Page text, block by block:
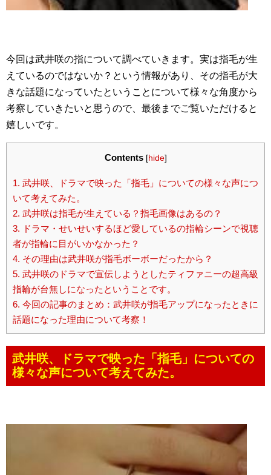
今回は武井咲の指について調べていきます。実は指毛が生
えているのではないか？という情報があり、その指毛が大
きな話題になっていたということについて様々な角度から
考察していきたいと思うので、最後までご覧いただけると
嬉しいです。
Contents [hide]
1. 武井咲、ドラマで映った「指毛」についての様々な声につ
いて考えてみた。
2. 武井咲は指毛が生えている？指毛画像はあるの？
3. ドラマ・せいせいするほど愛しているの指輪シーンで視聴
者が指輪に目がいかなかった？
4. その理由は武井咲が指毛ボーボーだったから？
5. 武井咲のドラマで宣伝しようとしたティファニーの超高級
指輪が台無しになったということです。
6. 今回の記事のまとめ：武井咲が指毛アップになったときに
話題になった理由について考察！
武井咲、ドラマで映った「指毛」についての
様々な声について考えてみた。